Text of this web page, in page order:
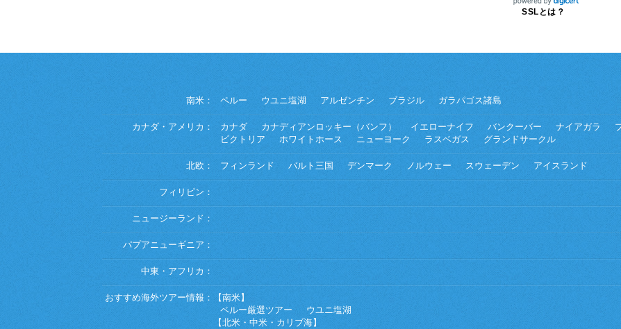
SSLとは？
南米： ペルー ウユニ塩湖 アルゼンチン ブラジル ガラパゴス諸島
カナダ・アメリカ： カナダ カナディアンロッキー（バンフ） イエローナイフ バンクーバー ナイアガラ
ビクトリア
ホワイトホース ニューヨーク ラスベガス グランドサークル
北欧： フィンランド バルト三国 デンマーク ノルウェー スウェーデン アイスランド
フィリピン：
ニュージーランド：
パプアニューギニア：
中東・アフリカ：
おすすめ海外ツアー情報：
【南米】
ペルー厳選ツアー
ウユニ塩湖
【北米・中米・カリブ海】